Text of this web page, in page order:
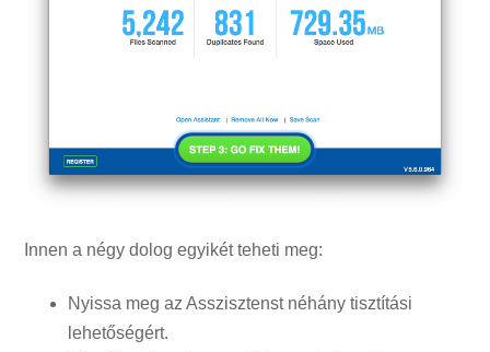
Innen a négy dolog egyikét teheti meg:
Nyissa meg az Asszisztenst néhány tisztítási
lehetőségért.